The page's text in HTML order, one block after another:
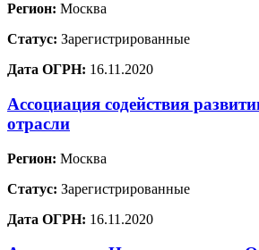
Регион: Москва
Статус: Зарегистрированные
Дата ОГРН: 16.11.2020
Ассоциация содействия
отрасли
Регион: Москва
Статус: Зарегистрированные
Дата ОГРН: 16.11.2020